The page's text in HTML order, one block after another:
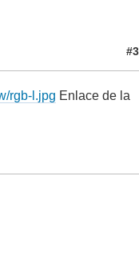
#3
rgb-l.jpg Enlace de la